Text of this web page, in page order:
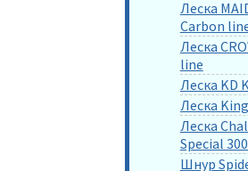
Леска
Carbon
Леска
line
Леска KD
Леска
Леска
Special
Шнур